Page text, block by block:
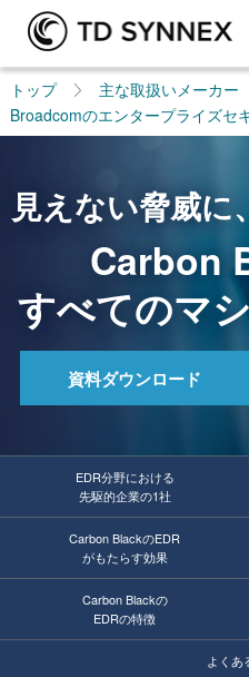
トップ
主な取扱いメーカー
Broadcomのエンタープライズセ
見えない脅威に
Carbon
すべてのマ
資料ダウンロード
EDR分野における
先駆的企業の1社
Carbon BlackのEDR
がもたらす効果
Carbon Blackの
EDRの特徴
よくあ